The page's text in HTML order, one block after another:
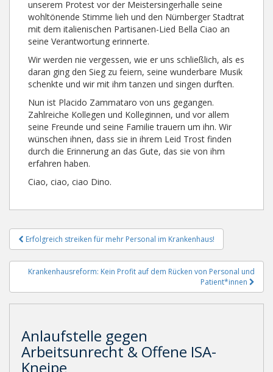
unserem Protest vor der Meistersingerhalle seine
wohltönende Stimme lieh und den Nürnberger Stadtrat
mit dem italienischen Partisanen-Lied Bella Ciao an
seine Verantwortung erinnerte.
Wir werden nie vergessen, wie er uns schließlich, als es
daran ging den Sieg zu feiern, seine wunderbare Musik
schenkte und wir mit ihm tanzen und singen durften.
Nun ist Placido Zammataro von uns gegangen.
Zahlreiche Kollegen und Kolleginnen, und vor allem
seine Freunde und seine Familie trauern um ihn. Wir
wünschen ihnen, dass sie in ihrem Leid Trost finden
durch die Erinnerung an das Gute, das sie von ihm
erfahren haben.
Ciao, ciao, ciao Dino.
Beitragsnavigation
Erfolgreich streiken für mehr Personal im Krankenhaus!
Krankenhausreform: Kein Profit auf dem Rücken von Personal und
Patient*innen
Anlaufstelle gegen
Arbeitsunrecht & Offene ISA-
Kneipe